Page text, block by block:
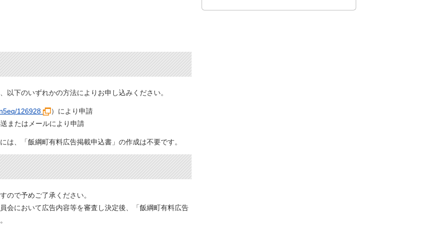
以下のいずれかの方法によりお申し込みください。
126928
）により申請
またはメールにより申請
は、「飯綱町有料広告掲載申込書」の作成は不要です。
ので予めご了承ください。
会において広告内容等を審査し決定後、「飯綱町有料広告